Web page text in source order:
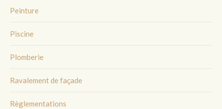
Peinture
Piscine
Plomberie
Ravalement de façade
Règlementations